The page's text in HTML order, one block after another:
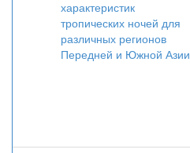
характеристик
тропических ночей для
различных регионов
Передней и Южной Азии